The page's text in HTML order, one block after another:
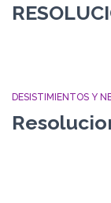
DESISTIMIENTOS Y